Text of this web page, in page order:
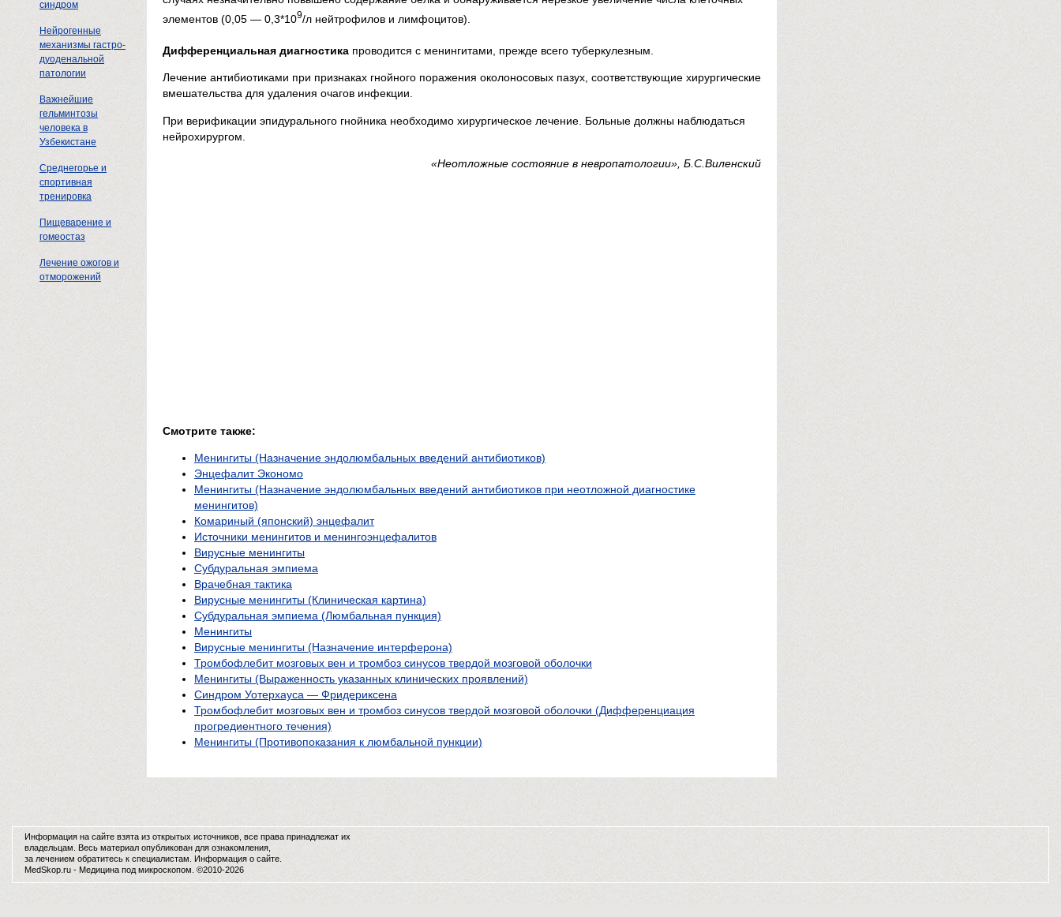
синдром
Нейрогенные
механизмы гастро-
дуоденальной
патологии
Важнейшие
гельминтозы
человека в
Узбекистане
Среднегорье и
спортивная
тренировка
Пищеварение и
гомеостаз
Лечение ожогов и
отморожений
элементов (0,05 — 0,3*109/л нейтрофилов и лимфоцитов).
Дифференциальная диагностика проводится с менингитами, прежде всего туберкулезным.
Лечение антибиотиками при признаках гнойного поражения околоносовых пазух, соответствующие хирургические
вмешательства для удаления очагов инфекции.
При верификации эпидурального гнойника необходимо хирургическое лечение. Больные должны наблюдаться
нейрохирургом.
«Неотложные состояние в невропатологии», Б.С.Виленский
Смотрите также:
Менингиты (Назначение эндолюмбальных введений антибиотиков)
Энцефалит Экономо
Менингиты (Назначение эндолюмбальных введений антибиотиков при неотложной диагностике
менингитов)
Комариный (японский) энцефалит
Источники менингитов и менингоэнцефалитов
Вирусные менингиты
Субдуральная эмпиема
Врачебная тактика
Вирусные менингиты (Клиническая картина)
Субдуральная эмпиема (Люмбальная пункция)
Менингиты
Вирусные менингиты (Назначение интерферона)
Тромбофлебит мозговых вен и тромбоз синусов твердой мозговой оболочки
Менингиты (Выраженность указанных клинических проявлений)
Синдром Уотерхауса — Фридериксена
Тромбофлебит мозговых вен и тромбоз синусов твердой мозговой оболочки (Дифференциация
прогредиентного течения)
Менингиты (Противопоказания к люмбальной пункции)
Информация на сайте взята из открытых источников, все права принадлежат их
владельцам. Весь материал опубликован для ознакомления,
за лечением обратитесь к специалистам. Информация о сайте
MedSkop.ru - Медицина под микроскопом. ©2010-2026